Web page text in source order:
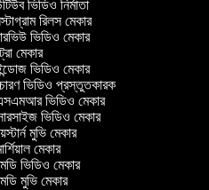
ভিডিও নির্মাতা
রিলস মেকার
ভিডিও মেকার
মেকার
ভিডিও মেকার
ভিডিও প্রস্তুতকারক
ভিডিও মেকার
ভিডিও মেকার
মুভি মেকার
মেকার
ভিডিও মেকার
মুভি মেকার